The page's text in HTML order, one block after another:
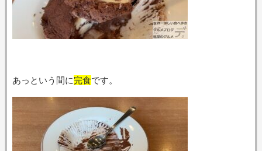
あっという間に完食です。